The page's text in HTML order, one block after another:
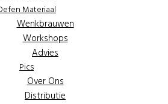
Materiaal
Wenkbrauwen
Workshops
Advies
Pics
Over Ons
Distributie